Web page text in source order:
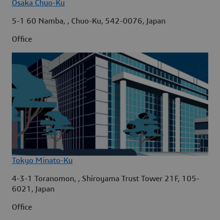
Osaka Chuo-Ku
5-1 60 Namba, , Chuo-Ku, 542-0076, Japan
Office
Tokyo Minato-Ku
4-3-1 Toranomon, , Shiroyama Trust Tower 21F, 105-
6021, Japan
Office